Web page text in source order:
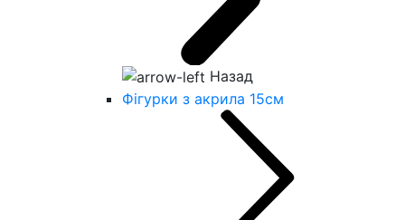
Назад
Фігурки з акрила 15см